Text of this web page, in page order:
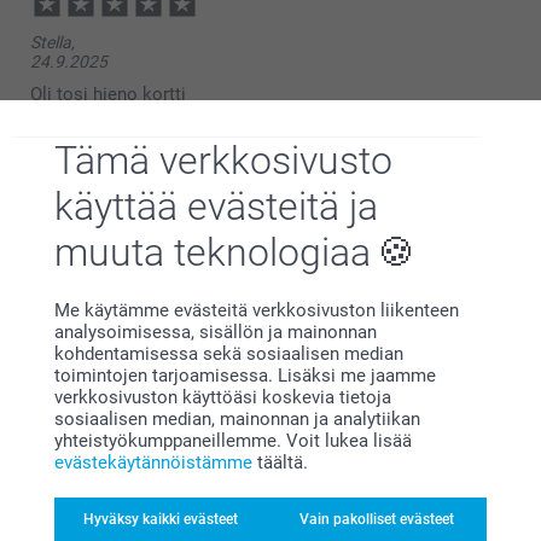
Tämä verkkosivusto
käyttää evästeitä ja
muuta teknologiaa
Me käytämme evästeitä verkkosivuston liikenteen
analysoimisessa, sisällön ja mainonnan
kohdentamisessa sekä sosiaalisen median
toimintojen tarjoamisessa. Lisäksi me jaamme
verkkosivuston käyttöäsi koskevia tietoja
sosiaalisen median, mainonnan ja analytiikan
yhteistyökumppaneillemme. Voit lukea lisää
evästekäytännöistämme täältä.
Hyväksy kaikki evästeet Vain pakolliset evästeet
Stella,
24.9.2025
Oli tosi hieno kortti
Näytä reaktiot
26.9.2025
12:19
Hei Stella,
Lämmin kiitos ⭐⭐⭐⭐⭐ ihanasta palautteestasi! On
Lämpimin terveisin,
Kirsi @smartphoto
Näppärä vaikka lahjaksi.Pari senttiä isompana olisi vielä
parempi.
Jenna,
26.4.2022
Erityisesti mustavalkokuvat olivat mielestäni kehnon
näköisiä.